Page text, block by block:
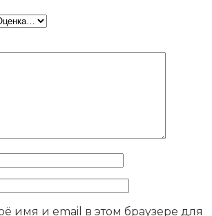
имя и email в этом браузере для